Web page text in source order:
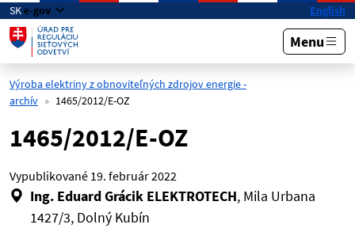
Preskočiť na hlavný obsah
SKe-gov English
Menu
Výroba elektriny z obnoviteľných zdrojov energie -
archív
1465/2012/E-OZ
1465/2012/E-OZ
Vypublikované 19. február 2022
Ing. Eduard Grácik ELEKTROTECH, Mila Urbana
1427/3, Dolný Kubín